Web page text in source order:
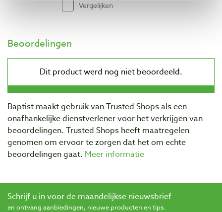
Vergelijken
Beoordelingen
Baptist maakt gebruik van Trusted Shops als een
onafhankelijke dienstverlener voor het verkrijgen van
beoordelingen. Trusted Shops heeft maatregelen
genomen om ervoor te zorgen dat het om echte
beoordelingen gaat. Meer informatie
Schrijf u in voor de maandelijkse nieuwsbrief
en ontvang aanbiedingen, nieuwe producten en tips.